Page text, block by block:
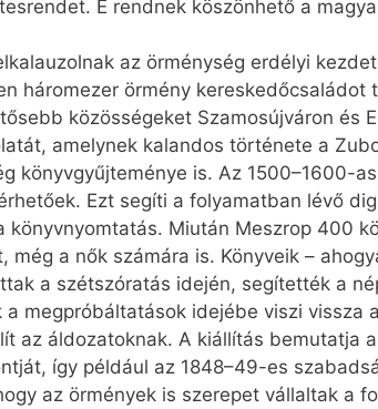
E rendnek köszönhető a
az örménység erdélyi
háromezer örmény kereskedőcsaládot
közösségeket Szamosújváron és
amelynek kalandos története a
könyvgyűjteménye is. Az 1500–1600-
Ezt segíti a folyamatban lévő
Miután Meszrop 400
a nők számára is. Könyveik –
a szétszóratás idején, segítették a
megpróbáltatások idejébe viszi vissza
az áldozatoknak. A kiállítás bemutatja
így például az 1848–49-es
az örmények is szerepet vállaltak a